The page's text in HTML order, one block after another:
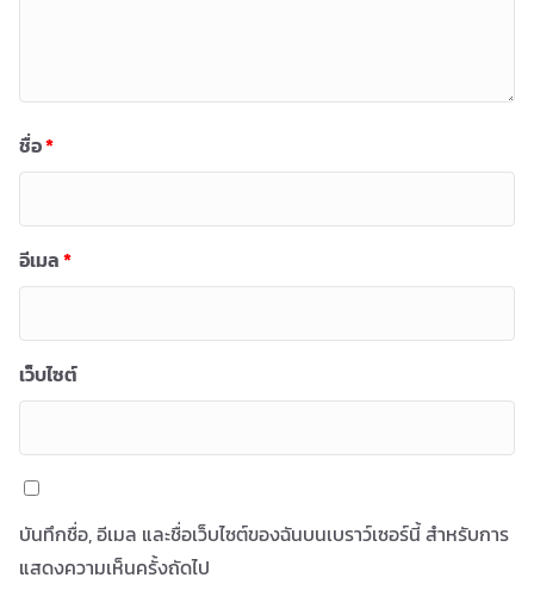
ชื่อ*
อีเมล*
เว็บไซต์
บันทึกชื่อ, อีเมล และชื่อเว็บไซต์ของฉันบนเบราว์เซอร์นี้ สำหรับการ
แสดงความเห็นครั้งถัดไป